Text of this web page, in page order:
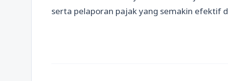
serta pelaporan pajak yang semakin efektif